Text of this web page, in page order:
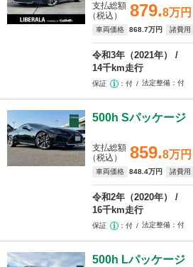
879.8万円
支払総額
（税込）
車両価格 868 .7万円 諸費用
令和3年（2021年）
14千km走行
保証 付 法定整備 付
500h Sパッケージ
859.8万円
支払総額
（税込）
車両価格 848 .4万円 諸費用
令和2年（2020年）
16千km走行
保証 付 法定整備 付
500h Lパッケージ